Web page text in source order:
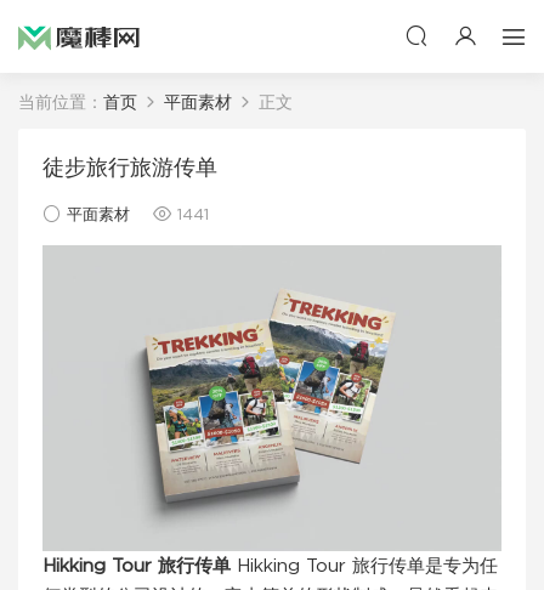
当前位置： 首页 平面素材 正文
徒步旅行旅游传单
平面素材 1441
Hikking Tour 旅行传单 Hikking Tour 旅行传单是专为任